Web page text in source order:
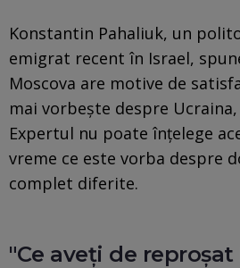
Konstantin Pahaliuk, un
emigrat recent în Israel,
Moscova are motive de
mai vorbește despre
Expertul nu poate înțelege
vreme ce este vorba despre
complet diferite.
"Ce aveți de reproșat